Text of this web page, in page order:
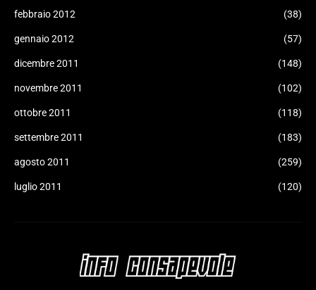
febbraio 2012 (38)
gennaio 2012 (57)
dicembre 2011 (148)
novembre 2011 (102)
ottobre 2011 (118)
settembre 2011 (183)
agosto 2011 (259)
luglio 2011 (120)